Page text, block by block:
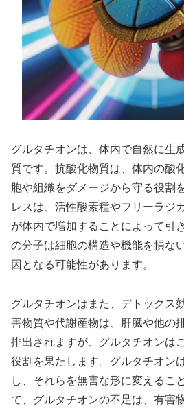
グルタチオンは、体内で自然に生
質です。抗酸化物質は、体内の酸
胞や組織をダメージから守る役割
レスは、活性酸素種やフリーラジ
が体内で増加することによって引
の分子は細胞の構造や機能を損な
因となる可能性があります。
グルタチオンはまた、デトックス
害物質や代謝産物は、肝臓や他の
排出されますが、グルタチオンは
役割を果たします。グルタチオン
し、それらを無害な形に変えるこ
て、グルタチオンの不足は、有害